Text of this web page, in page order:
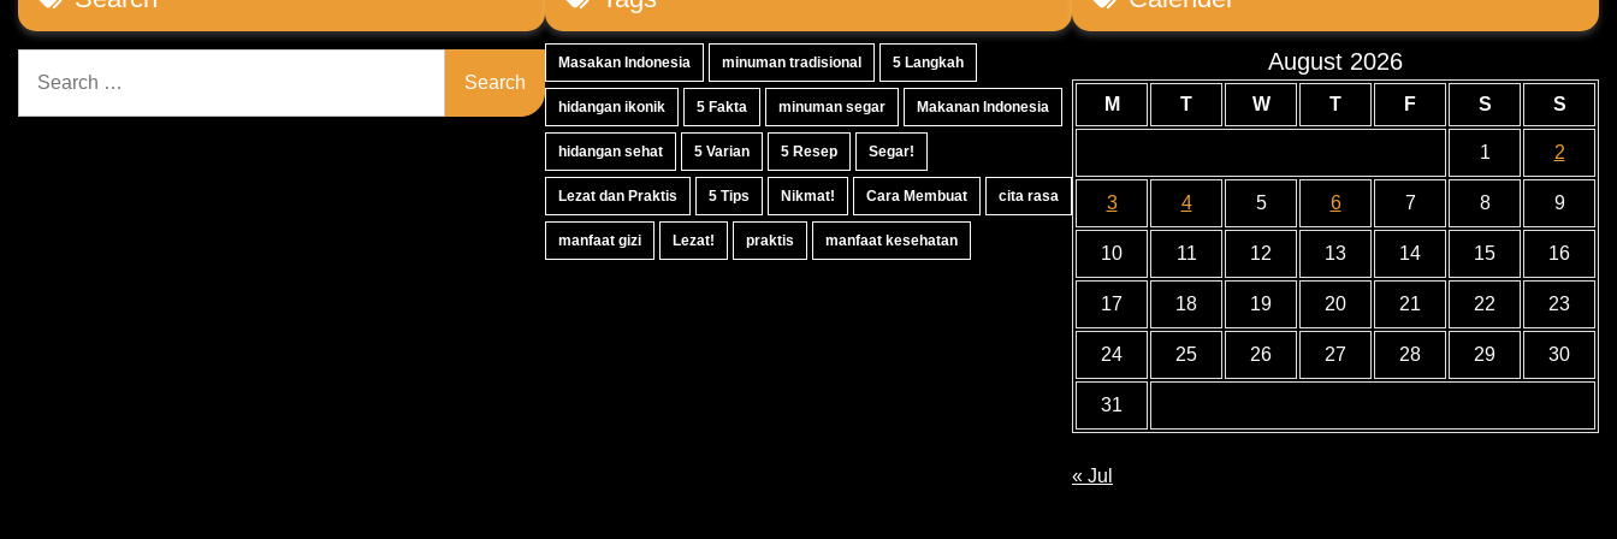
for:
Masakan Indonesia minuman tradisional 5 Langkah
hidangan ikonik 5 Fakta minuman segar Makanan Indonesia
hidangan sehat 5 Varian 5 Resep Segar!
Lezat dan Praktis 5 Tips Nikmat! Cara Membuat cita rasa
manfaat gizi Lezat! praktis manfaat kesehatan
August 2026
M T W T F S S
1 2
3 4 5 6 7 8 9
10 11 12 13 14 15 16
17 18 19 20 21 22 23
24 25 26 27 28 29 30
31
« Jul